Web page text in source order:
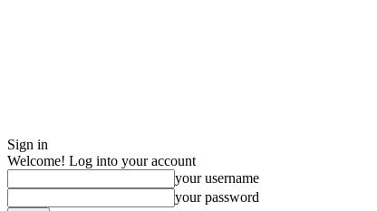
Sign in
Welcome! Log into your account
your username
your password